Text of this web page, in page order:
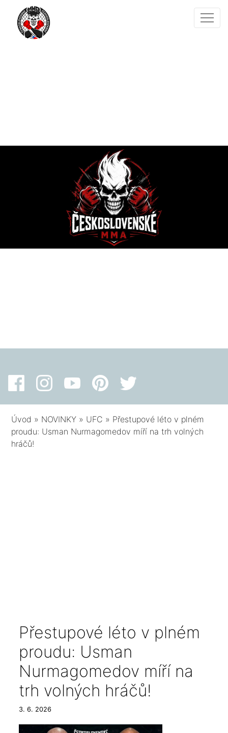
Úvod » NOVINKY » UFC » Přestupové léto v plném
proudu: Usman Nurmagomedov míří na trh volných
hráčů!
Přestupové léto v plném
proudu: Usman
Nurmagomedov míří na
trh volných hráčů!
3. 6. 2026